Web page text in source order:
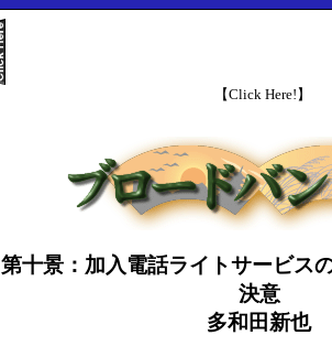
【Click Here!】
第十景：加入電話ライトサービス
決意
多和田新也